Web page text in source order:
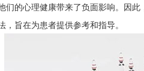
们的心理健康带来了负面影响。因
旨在为患者提供参考和指导。